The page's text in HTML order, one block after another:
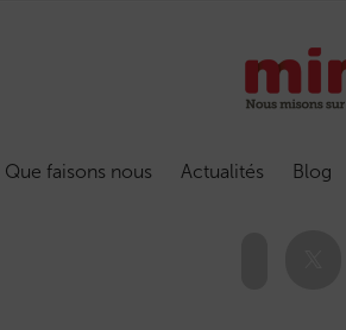
Que faisons nous Actualités Blog